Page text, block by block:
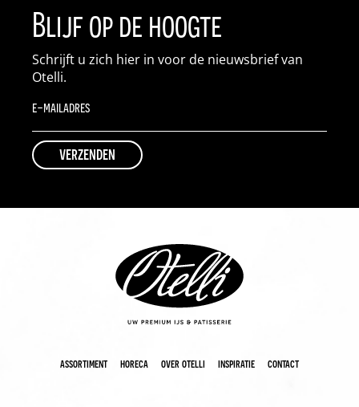
Blijf op de hoogte
Schrijft u zich hier in voor de nieuwsbrief van
Otelli.
assortiment horeca over otelli inspiratie contact